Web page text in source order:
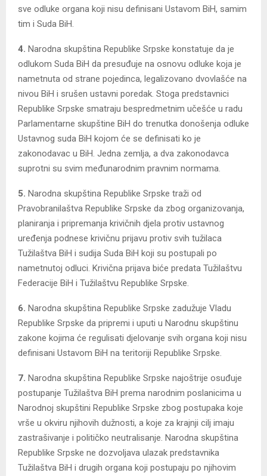
sve odluke organa koji nisu definisani Ustavom BiH, samim
tim i Suda BiH.
4. Narodna skupština Republike Srpske konstatuje da je
odlukom Suda BiH da presuđuje na osnovu odluke koja je
nametnuta od strane pojedinca, legalizovano dvovlašće na
nivou BiH i srušen ustavni poredak. Stoga predstavnici
Republike Srpske smatraju bespredmetnim učešće u radu
Parlamentarne skupštine BiH do trenutka donošenja odluke
Ustavnog suda BiH kojom će se definisati ko je
zakonodavac u BiH. Јedna zemlja, a dva zakonodavca
suprotni su svim međunarodnim pravnim normama.
5. Narodna skupština Republike Srpske traži od
Pravobranilaštva Republike Srpske da zbog organizovanja,
planiranja i pripremanja krivičnih djela protiv ustavnog
uređenja podnese krivičnu prijavu protiv svih tužilaca
Tužilaštva BiH i sudija Suda BiH koji su postupali po
nametnutoj odluci. Krivična prijava biće predata Tužilaštvu
Federacije BiH i Tužilaštvu Republike Srpske.
6. Narodna skupština Republike Srpske zadužuje Vladu
Republike Srpske da pripremi i uputi u Narodnu skupštinu
zakone kojima će regulisati djelovanje svih organa koji nisu
definisani Ustavom BiH na teritoriji Republike Srpske.
7. Narodna skupština Republike Srpske najoštrije osuđuje
postupanje Tužilaštva BiH prema narodnim poslanicima u
Narodnoj skupštini Republike Srpske zbog postupaka koje
vrše u okviru njihovih dužnosti, a koje za krajnji cilj imaju
zastrašivanje i političko neutralisanje. Narodna skupština
Republike Srpske ne dozvoljava ulazak predstavnika
Tužilaštva BiH i drugih organa koji postupaju po njihovim